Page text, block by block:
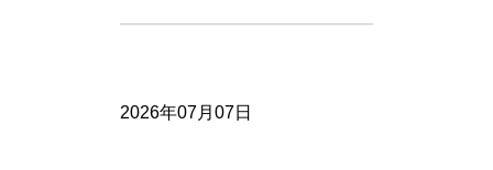
2026年07月07日